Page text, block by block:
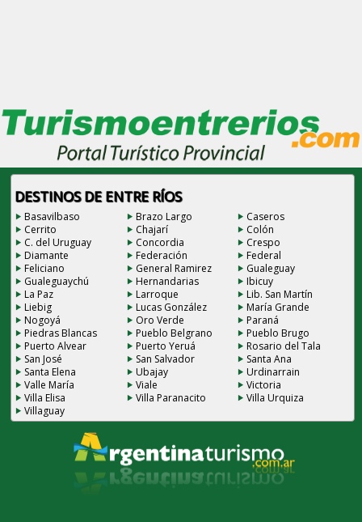
DESTINOS DE ENTRE RÍOS
Basavilbaso Brazo Largo
Caseros
Cerrito
Chajarí
Colón
C. del Uruguay
Concordia
Crespo
Diamante
Federación
Federal
Feliciano
General Ramirez
Gualeguay
Gualeguaychú
Hernandarias
Ibicuy
La Paz
Larroque
Lib. San Martín
Liebig
Lucas González
María Grande
Nogoyá
Oro Verde
Paraná
Piedras Blancas
Pueblo Belgrano
Pueblo Brugo
Puerto Alvear
Puerto Yeruá
Rosario del Tala
San José
San Salvador
Santa Ana
Santa Elena
Ubajay
Urdinarrain
Valle María
Viale
Victoria
Villa Elisa
Villa Paranacito
Villa Urquiza
Villaguay